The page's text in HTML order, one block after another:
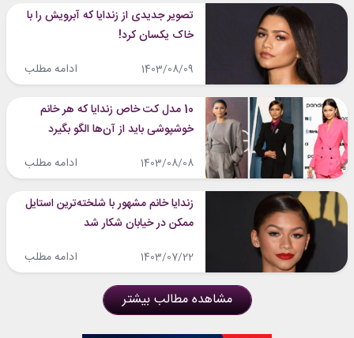
تصویر جدیدی از زندایا که آبرویش را با
خاک یکسان کرد!
1403/08/09 ادامه مطلب
10 مدل کت خاص زندایا که هر خانم
خوشپوشی باید از آن‌ها الگو بگیرد
1403/08/08 ادامه مطلب
زندایا خانم مشهور با شلخته‌ترین استایل
ممکن در خیابان شکار شد
1403/07/22 ادامه مطلب
مشاهده مطالب بیشتر